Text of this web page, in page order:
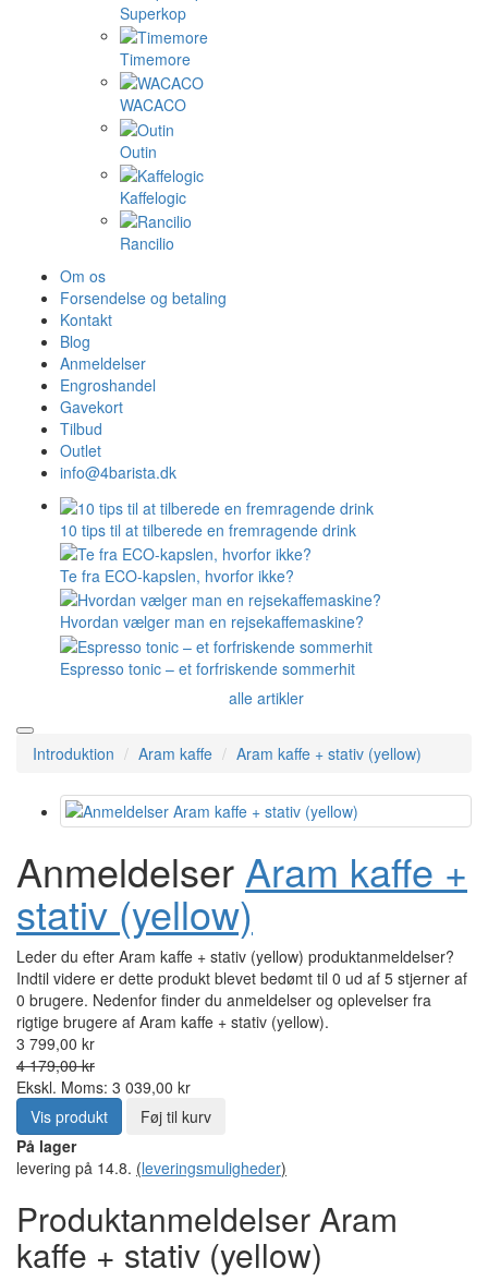
Superkop
Timemore
WACACO
Outin
Kaffelogic
Rancilio
Om os
Forsendelse og betaling
Kontakt
Blog
Anmeldelser
Engroshandel
Gavekort
Tilbud
Outlet
info@4barista.dk
10 tips til at tilberede en fremragende drink
Te fra ECO-kapslen, hvorfor ikke?
Hvordan vælger man en rejsekaffemaskine?
Espresso tonic – et forfriskende sommerhit
alle artikler
Introduktion Aram kaffe Aram kaffe + stativ (yellow)
Anmeldelser Aram kaffe +
stativ (yellow)
Leder du efter Aram kaffe + stativ (yellow) produktanmeldelser?
Indtil videre er dette produkt blevet bedømt til 0 ud af 5 stjerner af
0 brugere. Nedenfor finder du anmeldelser og oplevelser fra
rigtige brugere af Aram kaffe + stativ (yellow).
3 799,00 kr
4 179,00 kr
Ekskl. Moms: 3 039,00 kr
Vis produkt
Føj til kurv
På lager
levering på 14.8. (leveringsmuligheder)
Produktanmeldelser Aram
kaffe + stativ (yellow)